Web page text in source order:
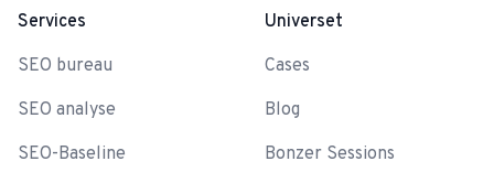
Services
SEO bureau
SEO analyse
SEO-Baseline
Universet
Cases
Blog
Bonzer Sessions